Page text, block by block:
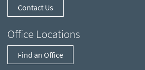
Contact Us
Office Locations
Find an Office